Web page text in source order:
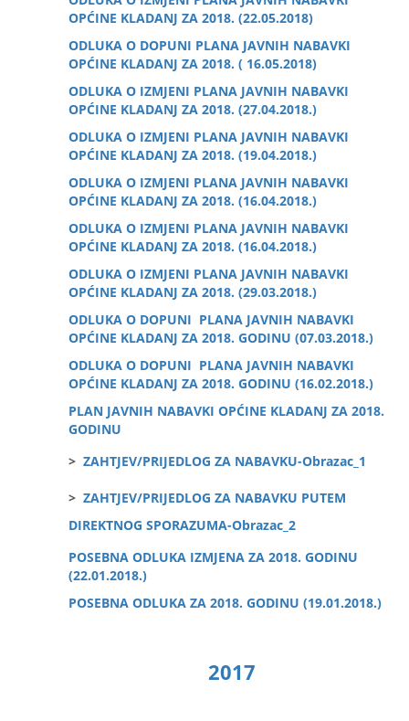
OPĆINE KLADANJ ZA 2018. (22.05.2018)
ODLUKA O DOPUNI PLANA JAVNIH NABAVKI
OPĆINE KLADANJ ZA 2018. ( 16.05.2018)
ODLUKA O IZMJENI PLANA JAVNIH NABAVKI
OPĆINE KLADANJ ZA 2018. (27.04.2018.)
ODLUKA O IZMJENI PLANA JAVNIH NABAVKI
OPĆINE KLADANJ ZA 2018. (19.04.2018.)
ODLUKA O IZMJENI PLANA JAVNIH NABAVKI
OPĆINE KLADANJ ZA 2018. (16.04.2018.)
ODLUKA O IZMJENI PLANA JAVNIH NABAVKI
OPĆINE KLADANJ ZA 2018. (16.04.2018.)
ODLUKA O IZMJENI PLANA JAVNIH NABAVKI
OPĆINE KLADANJ ZA 2018. (29.03.2018.)
ODLUKA O DOPUNI PLANA JAVNIH NABAVKI
OPĆINE KLADANJ ZA 2018. GODINU (07.03.2018.)
ODLUKA O DOPUNI PLANA JAVNIH NABAVKI
OPĆINE KLADANJ ZA 2018. GODINU (16.02.2018.)
PLAN JAVNIH NABAVKI OPĆINE KLADANJ ZA 2018.
GODINU
> ZAHTJEV/PRIJEDLOG ZA NABAVKU-Obrazac_1
> ZAHTJEV/PRIJEDLOG ZA NABAVKU PUTEM
DIREKTNOG SPORAZUMA-Obrazac_2
POSEBNA ODLUKA IZMJENA ZA 2018. GODINU
(22.01.2018.)
POSEBNA ODLUKA ZA 2018. GODINU (19.01.2018.)
2017